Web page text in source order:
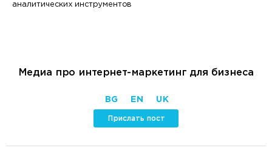
аналитических инструментов
Медиа про интернет-маркетинг для бизнеса
BG EN UK
Прислать пост